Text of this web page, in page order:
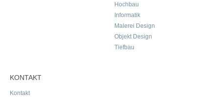
Hochbau
Informatik
Malerei Design
Objekt Design
Tiefbau
KONTAKT
Kontakt